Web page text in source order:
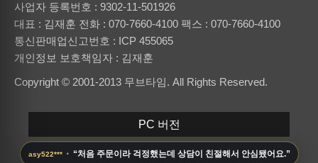
asy522*** · “처음 주문이라 걱정했는데 상담이 친절해서 안심됐어요.”
사업자 등록번호 : 9302-11-501926
대표 : 김재훈 전화 : 070-7660-4100 팩스 : 070-7660-4100
통신판매업신고번호 : ICP 455065
개인정보 보호책임자 : 김재훈
Copyright © 2001-2013 무브타임. All Rights Reserved.
PC 버전